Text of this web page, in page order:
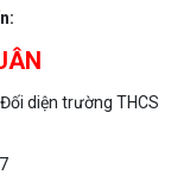
diện trường THCS